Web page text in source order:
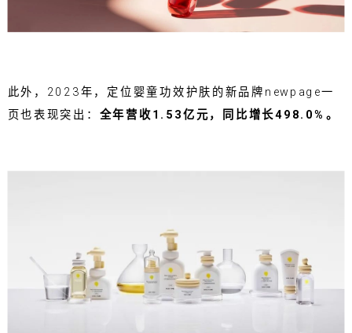
此外，2023年，定位婴童功效护肤的新品牌newpage一
页也表现突出： 全年营收1.53亿元，同比增长498.0%。